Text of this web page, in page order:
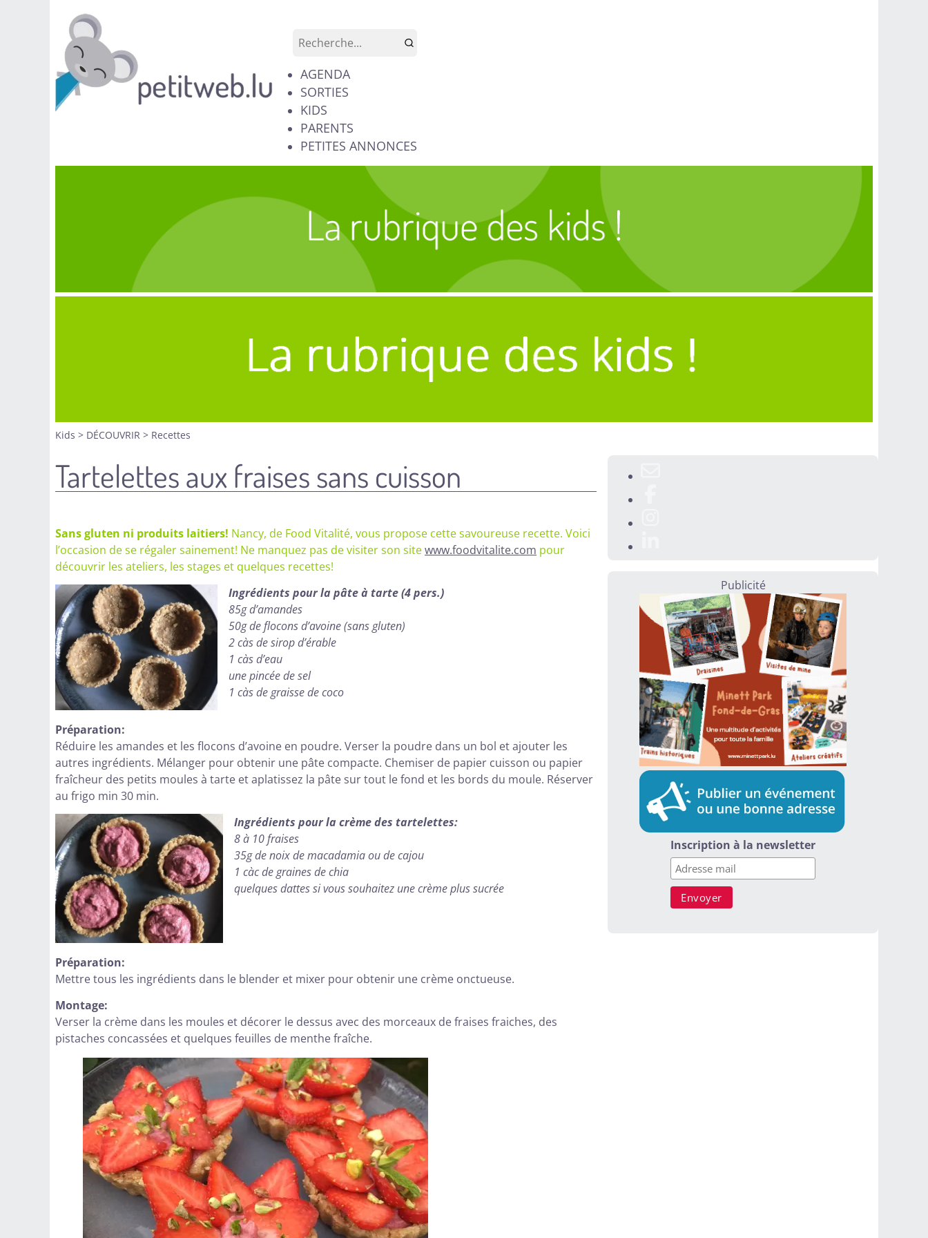
AGENDA
SORTIES
KIDS
PARENTS
PETITES ANNONCES
Kids > DÉCOUVRIR > Recettes
Tartelettes aux fraises sans cuisson
Sans gluten ni produits laitiers! Nancy, de Food Vitalité, vous propose cette savoureuse recette. Voici
l’occasion de se régaler sainement! Ne manquez pas de visiter son sitewww.foodvitalite.com pour
découvrir les ateliers, les stages et quelques recettes!
Ingrédients pour la pâte à tarte (4 pers.)
85g d’amandes
50g de flocons d’avoine (sans gluten)
2 càs de sirop d’érable
1 càs d’eau
une pincée de sel
1 càs de graisse de coco
Préparation:
Réduire les amandes et les flocons d’avoine en poudre. Verser la poudre dans un bol et ajouter les
autres ingrédients. Mélanger pour obtenir une pâte compacte. Chemiser de papier cuisson ou papier
fraîcheur des petits moules à tarte et aplatissez la pâte sur tout le fond et les bords du moule. Réserver
au frigo min 30 min.
Ingrédients pour la crème des tartelettes:
8 à 10 fraises
35g de noix de macadamia ou de cajou
1 càc de graines de chia
quelques dattes si vous souhaitez une crème plus sucrée
Préparation:
Mettre tous les ingrédients dans le blender et mixer pour obtenir une crème onctueuse.
Montage:
Verser la crème dans les moules et décorer le dessus avec des morceaux de fraises fraiches, des
pistaches concassées et quelques feuilles de menthe fraîche.
Publicité
Inscription à la newsletter